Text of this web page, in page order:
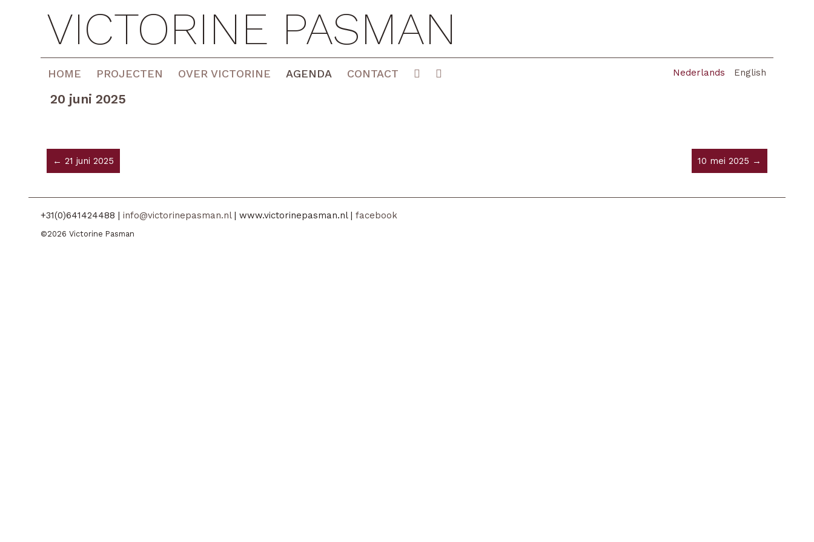
VICTORINE PASMAN
Nederlands English
HOME PROJECTEN OVER VICTORINE AGENDA CONTACT
20 juni 2025
10 mei 2025 →
← 21 juni 2025
+31(0)641424488 |info@victorinepasman.nl| www.victorinepasman.nl |facebook
©2026 Victorine Pasman